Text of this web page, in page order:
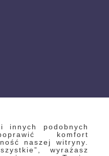
innych podobnych
komfort
naszej witryny.
wyrażasz